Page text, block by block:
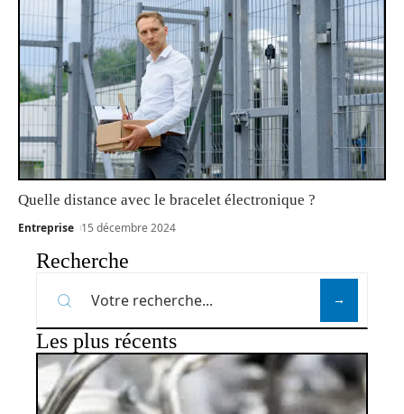
Quelle distance avec le bracelet électronique ?
Entreprise 15 décembre 2024
Recherche
Les plus récents